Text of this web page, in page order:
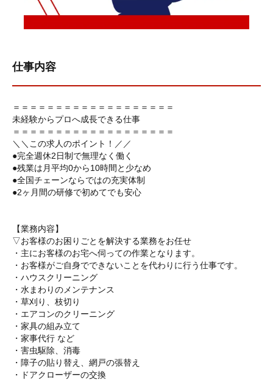
仕事内容
＝＝＝＝＝＝＝＝＝＝＝＝＝＝＝＝＝＝＝
未経験からプロへ成長できる仕事
＝＝＝＝＝＝＝＝＝＝＝＝＝＝＝＝＝＝＝
＼＼この求人のポイント！／／
●完全週休2日制で無理なく働く
●残業は月平均0から10時間と少なめ
●全国チェーンならではの充実体制
●2ヶ月間の研修で初めてでも安心
【業務内容】
▽お客様のお困りごとを解決する業務をお任せ
・主にお客様のお宅へ伺っての作業となります。
・お客様がご自身でできないことを代わりに行う仕事です。
・ハウスクリーニング
・水まわりのメンテナンス
・草刈り、枝切り
・エアコンのクリーニング
・家具の組み立て
・家事代行 など
・害虫駆除、消毒
・障子の貼り替え、網戸の張替え
・ドアクローザーの交換